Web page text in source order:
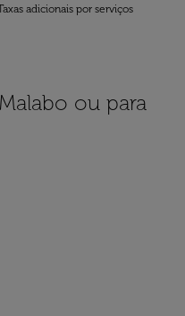
adicionais por serviços
ou para